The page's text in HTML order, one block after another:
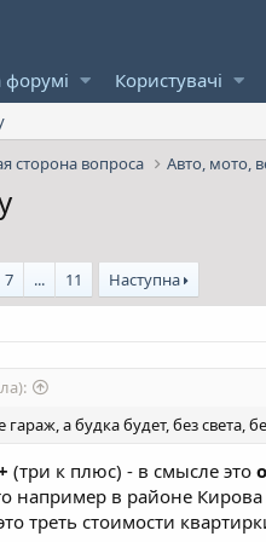
Користувачі
сторона вопроса Авто, мото,
7 ... 11 Наступна
гараж, а будка будет, без света,
(три к плюс) - в смысле это
например в районе
треть стоимости